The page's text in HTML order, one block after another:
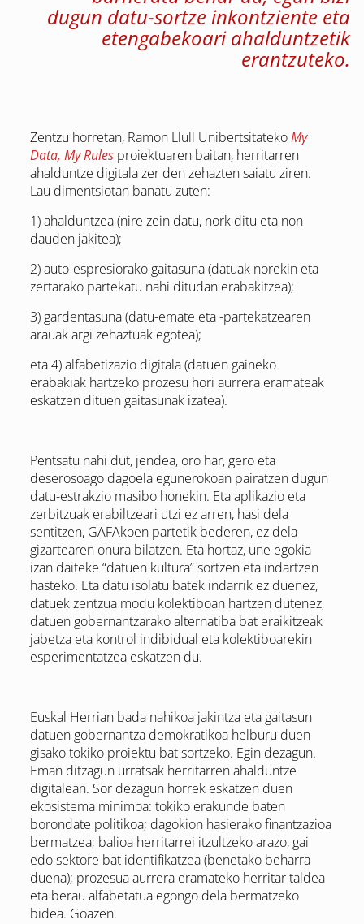
dugun datu-sortze inkontziente eta
etengabekoari ahalduntzetik
erantzuteko.
Zentzu horretan, Ramon Llull UnibertsitatekoMy
Data, My Rules proiektuaren baitan, herritarren
ahalduntze digitala zer den zehazten saiatu ziren.
Lau dimentsiotan banatu zuten:
1) ahalduntzea (nire zein datu, nork ditu eta non
dauden jakitea);
2) auto-espresiorako gaitasuna (datuak norekin eta
zertarako partekatu nahi ditudan erabakitzea);
3) gardentasuna (datu-emate eta -partekatzearen
arauak argi zehaztuak egotea);
eta 4) alfabetizazio digitala (datuen gaineko
erabakiak hartzeko prozesu hori aurrera eramateak
eskatzen dituen gaitasunak izatea).
Pentsatu nahi dut, jendea, oro har, gero eta
deserosoago dagoela egunerokoan pairatzen dugun
datu-estrakzio masibo honekin. Eta aplikazio eta
zerbitzuak erabiltzeari utzi ez arren, hasi dela
sentitzen, GAFAkoen partetik bederen, ez dela
gizartearen onura bilatzen. Eta hortaz, une egokia
izan daiteke “datuen kultura” sortzen eta indartzen
hasteko. Eta datu isolatu batek indarrik ez duenez,
datuek zentzua modu kolektiboan hartzen dutenez,
datuen gobernantzarako alternatiba bat eraikitzeak
jabetza eta kontrol indibidual eta kolektiboarekin
esperimentatzea eskatzen du.
Euskal Herrian bada nahikoa jakintza eta gaitasun
datuen gobernantza demokratikoa helburu duen
gisako tokiko proiektu bat sortzeko. Egin dezagun.
Eman ditzagun urratsak herritarren ahalduntze
digitalean. Sor dezagun horrek eskatzen duen
ekosistema minimoa: tokiko erakunde baten
borondate politikoa; dagokion hasierako finantzazioa
bermatzea; balioa herritarrei itzultzeko arazo, gai
edo sektore bat identifikatzea (benetako beharra
duena); prozesua aurrera eramateko herritar taldea
eta berau alfabetatua egongo dela bermatzeko
bidea. Goazen.